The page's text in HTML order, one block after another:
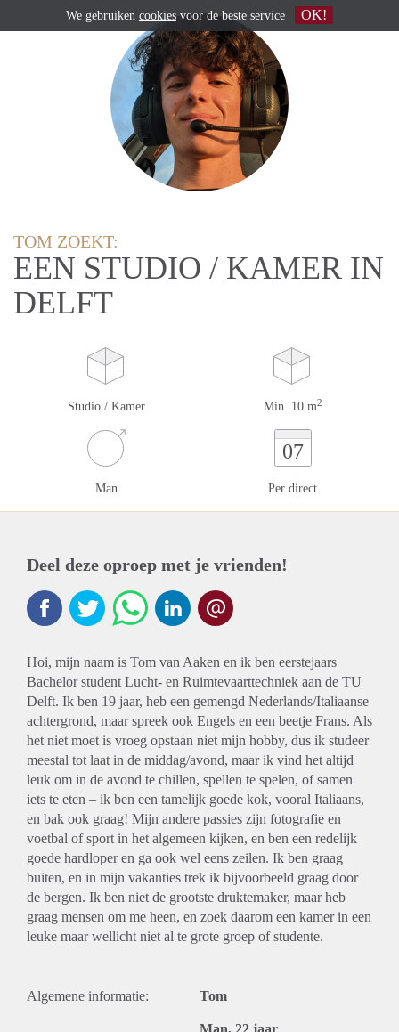
TOM ZOEKT:
EEN STUDIO / KAMER IN
DELFT
Studio / Kamer Min. 10 m2
Man
07
Per direct
Deel deze oproep met je vrienden!
Hoi, mijn naam is Tom van Aaken en ik ben eerstejaars
Bachelor student Lucht- en Ruimtevaarttechniek aan de TU
Delft. Ik ben 19 jaar, heb een gemengd Nederlands/Italiaanse
achtergrond, maar spreek ook Engels en een beetje Frans. Als
het niet moet is vroeg opstaan niet mijn hobby, dus ik studeer
meestal tot laat in de middag/avond, maar ik vind het altijd
leuk om in de avond te chillen, spellen te spelen, of samen
iets te eten – ik ben een tamelijk goede kok, vooral Italiaans,
en bak ook graag! Mijn andere passies zijn fotografie en
voetbal of sport in het algemeen kijken, en ben een redelijk
goede hardloper en ga ook wel eens zeilen. Ik ben graag
buiten, en in mijn vakanties trek ik bijvoorbeeld graag door
de bergen. Ik ben niet de grootste druktemaker, maar heb
graag mensen om me heen, en zoek daarom een kamer in een
leuke maar wellicht niet al te grote groep of studente.
Algemene informatie: Tom
Man, 22 jaar
We gebruiken cookies voor de beste service OK!